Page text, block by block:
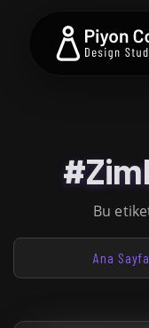
Bu
Ana Sayfa